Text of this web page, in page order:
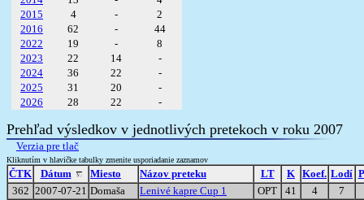
2015
4 -
2
2016
62 -
44
2022
19 -
8
2023
22 14
-
2024
36 22
-
2025
31 20
-
2026
28 22 -
Prehľad výsledkov v jednotlivých pretekoch v roku 2007
Verzia pre tlač
Kliknutím v hlavičke tabulky zmenite usporiadanie zaznamov
ČTK Dátum Miesto Názov preteku LT K Koef. Lodí
362 2007-07-21 Domaša Lenivé kapre Cup 1 OPT 41 4
7